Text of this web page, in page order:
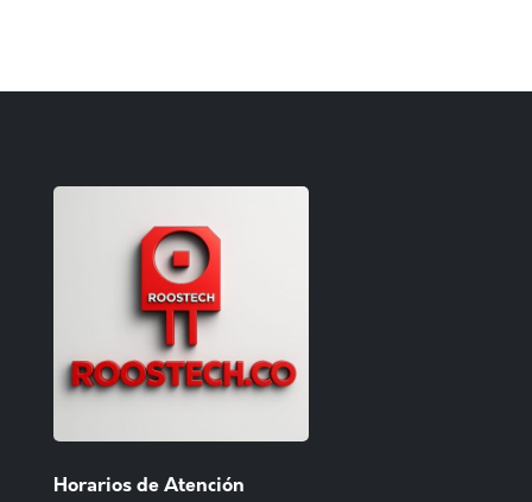
Horarios de Atención